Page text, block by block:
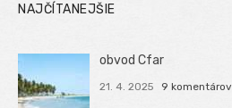
NAJČÍTANEJŠIE
obvod Cfar
21. 4. 2025 9 komentárov